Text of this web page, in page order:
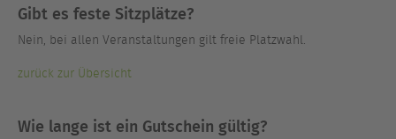
Gibt es feste Sitzplätze?
Nein, bei allen Veranstaltungen gilt freie Platzwahl.
zurück zur Übersicht
Wie lange ist ein Gutschein gültig?